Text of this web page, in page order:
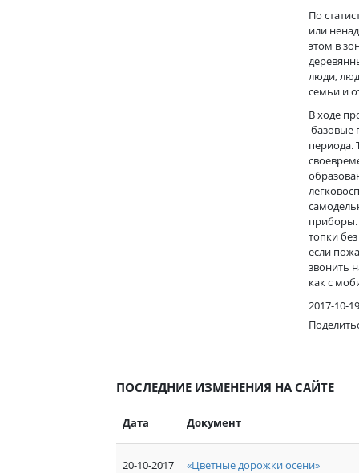
По
или
этом в
люди,
семьи и
В ходе
базовые
периода.
приборы.
топки
если
звонить
как с
2017-10-19
ПОСЛЕДНИЕ ИЗМЕНЕНИЯ НА САЙТЕ
Дата Документ
20-10-2017 «Цветные дорожки осени»